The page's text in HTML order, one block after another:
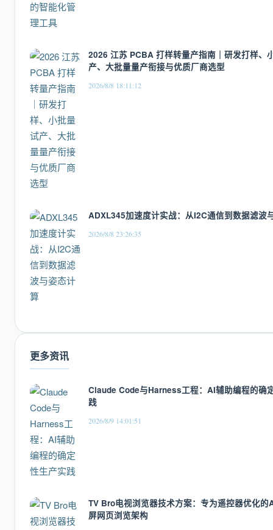
2026 江苏 PCBA 打样转量产指南｜研发打样、
产、大批量量产衔接与优质厂商选型
2026/8/8 18:11:12
ADXL345加速度计实战：从I2C通信到数据滤波
2026/8/8 23:26:35
更多资讯
Claude Code与Harness工程：AI辅助编程的确
践
2026/8/9 14:01:51
TV Bro电视浏览器技术方案：专为遥控器优化的
屏网页浏览架构